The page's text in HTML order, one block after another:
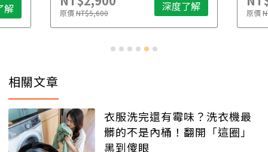
解 原價NT$5,600 深度了解 原價
相關文章
衣服洗完還有霉味？洗衣機最
髒的不是內桶！翻開「這圈」
黑到傻眼